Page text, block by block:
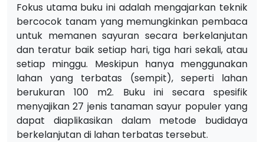
Fokus utama buku ini adalah mengajarkan teknik
bercocok tanam yang memungkinkan pembaca
untuk memanen sayuran secara berkelanjutan
dan teratur baik setiap hari, tiga hari sekali, atau
setiap minggu. Meskipun hanya menggunakan
lahan yang terbatas (sempit), seperti lahan
berukuran 100 m2. Buku ini secara spesifik
menyajikan 27 jenis tanaman sayur populer yang
dapat diaplikasikan dalam metode budidaya
berkelanjutan di lahan terbatas tersebut.